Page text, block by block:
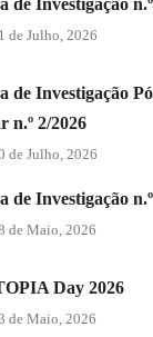
de Julho, 2026
de Investigação
n.º 2/2026
de Julho, 2026
de Investigação
de Maio, 2026
Day 2026
de Maio, 2026